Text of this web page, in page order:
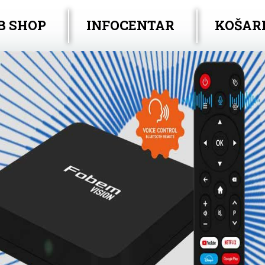
SHOP INFOCENTAR